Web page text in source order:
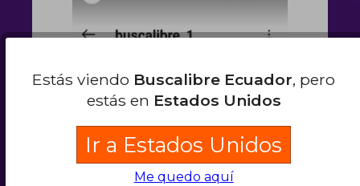
Estás viendo Buscalibre Ecuador, pero
estás en Estados Unidos
Ir a Estados Unidos
Me quedo aquí